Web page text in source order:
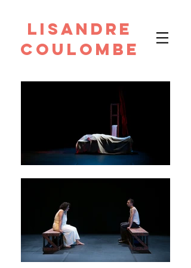
Lisandre
Coulombe